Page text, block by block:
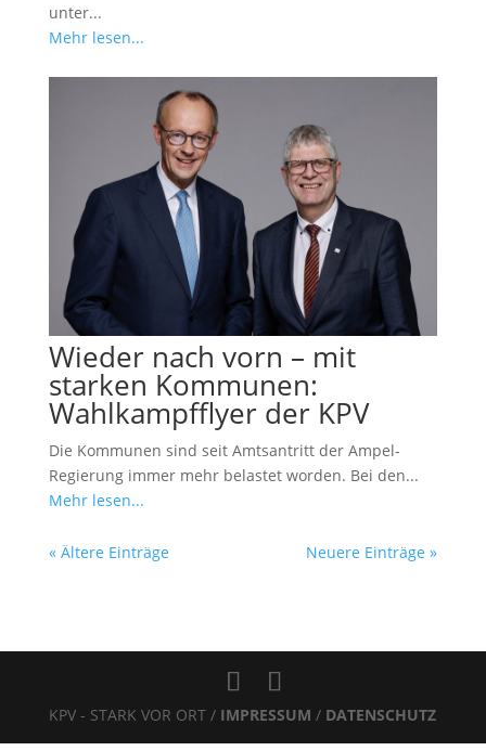
unter...
Mehr lesen...
Wieder nach vorn – mit
starken Kommunen:
Wahlkampfflyer der KPV
Die Kommunen sind seit Amtsantritt der Ampel-
Regierung immer mehr belastet worden. Bei den...
Mehr lesen...
« Ältere Einträge Neuere Einträge »
KPV - STARK VOR ORT / IMPRESSUM/ DATENSCHUTZ